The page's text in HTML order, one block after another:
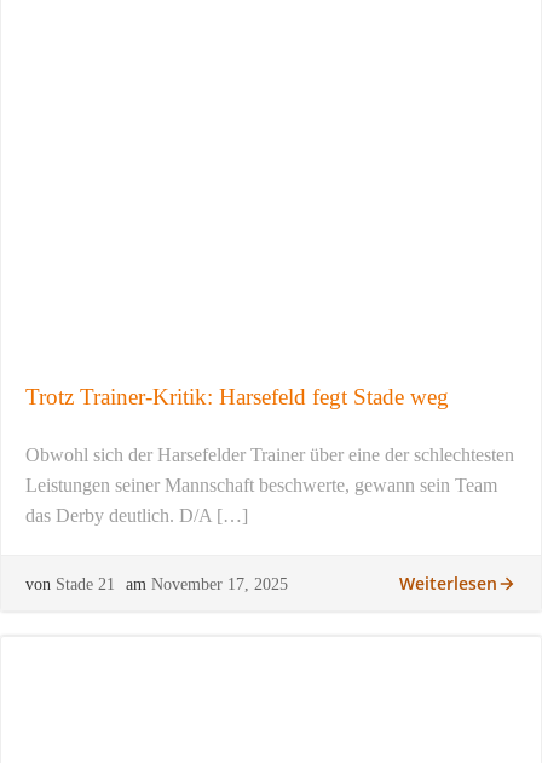
Trotz Trainer-Kritik: Harsefeld fegt Stade weg
Obwohl sich der Harsefelder Trainer über eine der schlechtesten
Leistungen seiner Mannschaft beschwerte, gewann sein Team
das Derby deutlich. D/A […]
von Stade 21 am November 17, 2025 Weiterlesen